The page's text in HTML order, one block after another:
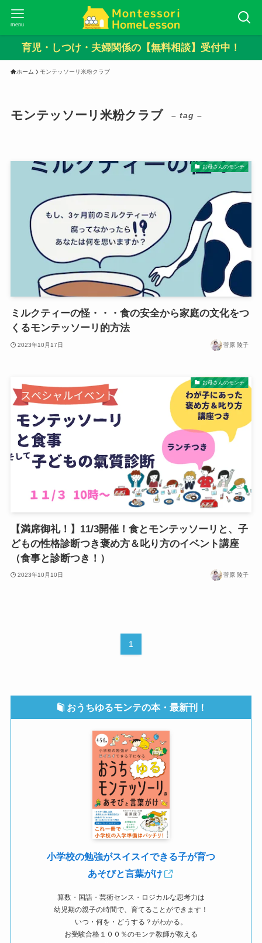
menu
育児・しつけ・夫婦関係の【無料相談】受付中！
ホーム モンテッソーリ米粉クラブ
モンテッソーリ米粉クラブ – tag –
お母さんのモンテ
ミルクティーの怪・・・食の安全から家庭の文化をつ
くるモンテッソーリ的方法
2023年10月17日 菅原 陵子
お母さんのモンテ
【満席御礼！】11/3開催！食とモンテッソーリと、子
どもの性格診断つき褒め方＆叱り方のイベント講座
（食事と診断つき！）
2023年10月10日 菅原 陵子
1
おうちゆるモンテの本・最新刊！
小学校の勉強がスイスイできる子が育つ
あそびと言葉がけ
算数・国語・芸術センス・ロジカルな思考力は
幼児期の親子の時間で、育てることができます！
いつ・何を・どうする？がわかる。
お受験合格１００％のモンテ教師が教える